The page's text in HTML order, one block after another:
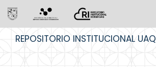
REPOSITORIO INSTITUCIONAL UAQ